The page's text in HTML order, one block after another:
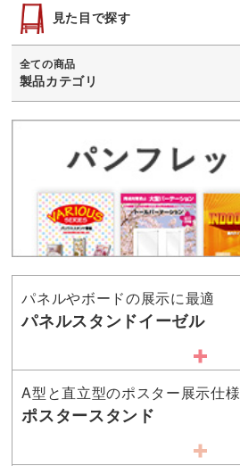
見た目で探す
全ての商品
製品カテゴリ
パネルやボードの展示に最適
パネルスタンドイーゼル
A型と直立型のポスター展示仕様
ポスタースタンド